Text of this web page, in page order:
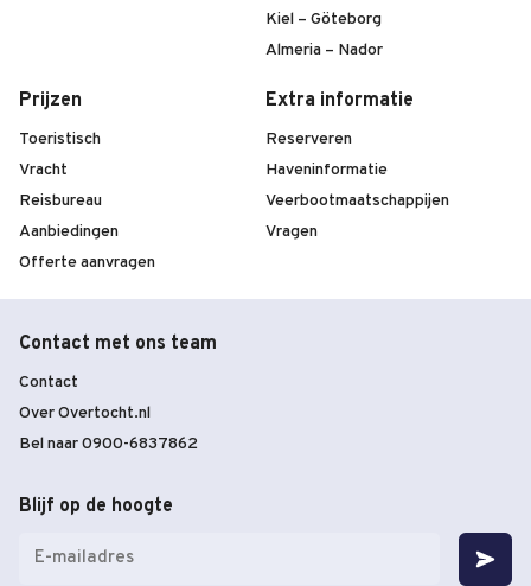
Kiel – Göteborg
Almeria – Nador
Prijzen
Toeristisch
Vracht
Reisbureau
Aanbiedingen
Offerte aanvragen
Extra informatie
Reserveren
Haveninformatie
Veerbootmaatschappijen
Vragen
Contact met ons team
Contact
Over Overtocht.nl
Bel naar 0900-6837862
Blijf op de hoogte
mailadres